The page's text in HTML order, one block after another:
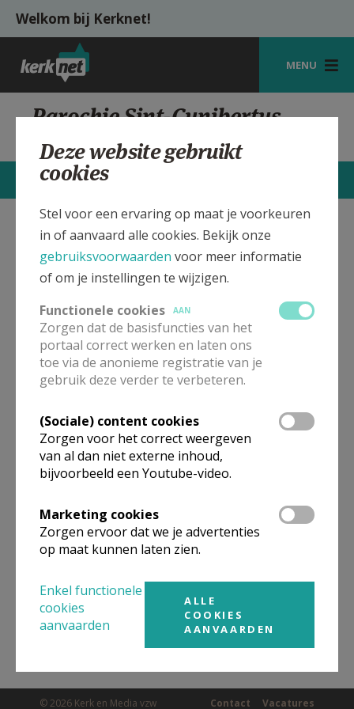
Overslaan en naar de inhoud gaan
Welkom bij Kerknet!
MENU
STARTPAGINA
VIERINGEN
SHOP
ZOEKEN
HULP
MIJN PAROCHIE
AANMELDEN OF REGISTREREN
Parochie Sint-Cunibertus
Diets-Heur
STARTPAGINA
Verbergen
Sint-Cunibertus, Diets-Heur
in deze kerk, het adres van de kerk, alsook een lijst met
kerken in de buurt.
ALLE DETAILS TONEN
Omgeving
Niet gevonden wat je zocht? Hier vind je
links naar kerken, eventueel van andere
organisaties, in de buurt.
© 2026 Kerk en Media vzw Vacatures
Contact
Deze website gebruikt
cookies
Stel voor een ervaring op maat je voorkeuren
in of aanvaard alle cookies. Bekijk onze
gebruiksvoorwaarden voor meer informatie
of om je instellingen te wijzigen.
Functionele cookies
AAN
Zorgen dat de basisfuncties van het
portaal correct werken en laten ons
toe via de anonieme registratie van je
gebruik deze verder te verbeteren.
(Sociale) content cookies
Zorgen voor het correct weergeven
van al dan niet externe inhoud,
bijvoorbeeld een Youtube-video.
Marketing cookies
Zorgen ervoor dat we je advertenties
op maat kunnen laten zien.
Enkel functionele
cookies
aanvaarden
ALLE
COOKIES
AANVAARDEN